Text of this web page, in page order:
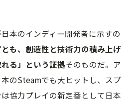
本のインディー開発者に示すの
とも、創造性と技術力の積み上げ
る」という証拠そのものだ。ア
のSteamでも大ヒットし、スプ
協力プレイの新定番として日本